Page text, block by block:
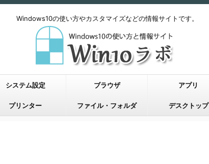
Windows10の使い方やカスタマイズなどの情報サイトです。
システム設定 ブラウザ アプリ
プリンター ファイル・フォルダ デスクトップ